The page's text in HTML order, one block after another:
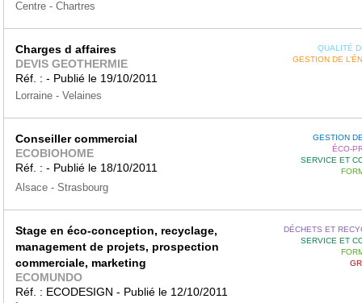
Centre - Chartres
QUALITÉ
GESTION DE
Charges d affaires
DEVIS GEOTHERMIE
Réf. : - Publié le 19/10/2011
Lorraine - Velaines
GESTION
ÉCO-
SERVICE ET
Conseiller commercial
ECOBIOHOME
Réf. : - Publié le 18/10/2011
Alsace - Strasbourg
DÉCHETS ET
SERVICE ET
Stage en éco-conception, recyclage,
management de projets, prospection
commerciale, marketing
ECOMUNDO
Réf. : ECODESIGN - Publié le 12/10/2011